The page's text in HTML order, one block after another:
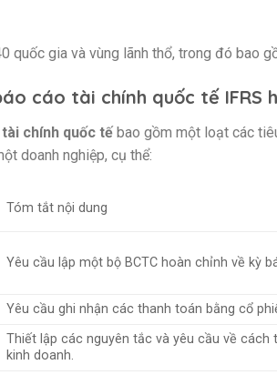
gia và vùng lãnh thổ, trong đó bao
cáo tài chính quốc tế IFRS
chính quốc tế bao gồm một loạt các
doanh nghiệp, cụ thể:
Tóm tắt nội dung
Yêu cầu lập một bộ BCTC hoàn chỉnh về kỳ
Yêu cầu ghi nhận các thanh toán bằng cổ
Thiết lập các nguyên tắc và yêu cầu về
kinh doanh.